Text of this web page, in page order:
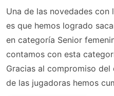
Una de las novedades con
es que hemos logrado
en categoría Senior
contamos con esta
Gracias al compromiso
de las jugadoras hemos